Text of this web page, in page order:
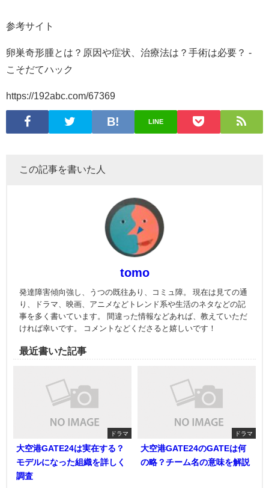
参考サイト
卵巣奇形腫とは？原因や症状、治療法は？手術は必要？ -
こそだてハック
https://192abc.com/67369
LINE
この記事を書いた人
tomo
発達障害傾向強し、うつの既往あり、コミュ障。 現在は見ての通
り、ドラマ、映画、アニメなどトレンド系や生活のネタなどの記
事を多く書いています。 間違った情報などあれば、教えていただ
ければ幸いです。 コメントなどくださると嬉しいです！
最近書いた記事
ドラマ
大空港GATE24は実在する？
モデルになった組織を詳しく
調査
ドラマ
大空港GATE24のGATEは何
の略？チーム名の意味を解説